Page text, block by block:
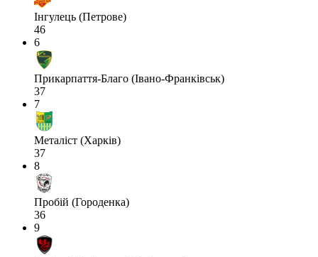
Інгулець (Петрове)
46
6
Прикарпаття-Благо (Івано-Франківськ)
37
7
Металіст (Харків)
37
8
Пробій (Городенка)
36
9